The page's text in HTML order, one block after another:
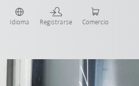
Idioma Registrarse Comercio